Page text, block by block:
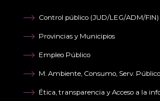
Control público (JUD/LEG/ADM/FIN)
Provincias y Municipios
Empleo Público
M. Ambiente, Consumo, Serv.
Ética, transparencia y Acceso a la